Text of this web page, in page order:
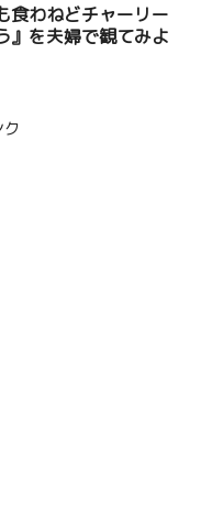
食わねどチャーリー
』を夫婦で観てみよ